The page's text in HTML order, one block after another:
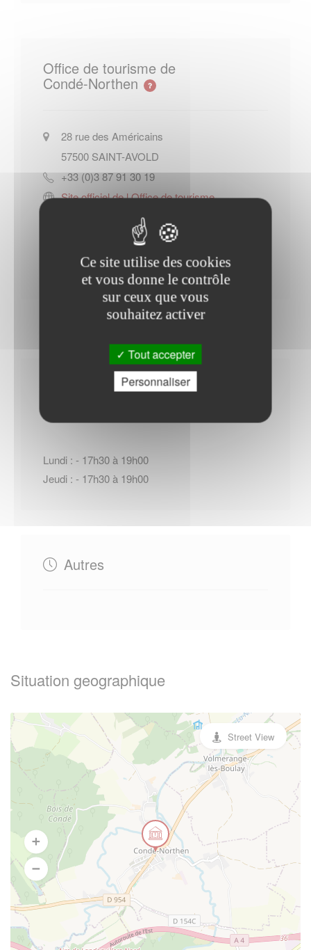
Office de tourisme de
Condé-Northen
28 rue des Américains
57500 SAINT-AVOLD
+33 (0)3 87 91 30 19
Site officiel de l Office de tourisme
Contacter l'office de tourisme
Horaires Mairie
Lundi : - 17h30 à 19h00
Jeudi : - 17h30 à 19h00
Autres
Situation geographique
Street View
Ce site utilise des cookies
et vous donne le contrôle
sur ceux que vous
souhaitez activer
Tout accepter
Personnaliser